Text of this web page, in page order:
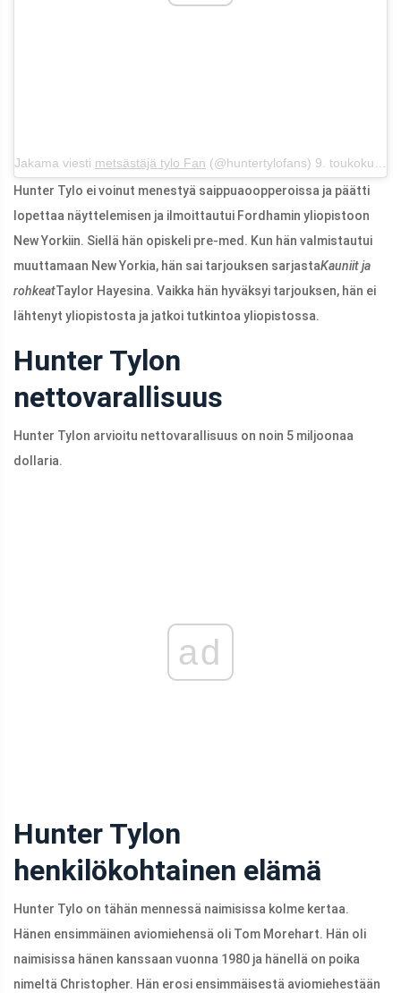
Jakama viesti metsästäjä tylo Fan (@huntertylofans) 9. toukokuuta 2013 klo 14.32 PDT
Hunter Tylo ei voinut menestyä saippuaoopperoissa ja päätti
lopettaa näyttelemisen ja ilmoittautui Fordhamin yliopistoon
New Yorkiin. Siellä hän opiskeli pre-med. Kun hän valmistautui
muuttamaan New Yorkia, hän sai tarjouksen sarjastaKauniit ja
rohkeatTaylor Hayesina. Vaikka hän hyväksyi tarjouksen, hän ei
lähtenyt yliopistosta ja jatkoi tutkintoa yliopistossa.
Hunter Tylon
nettovarallisuus
Hunter Tylon arvioitu nettovarallisuus on noin 5 miljoonaa
dollaria.
ad
Hunter Tylon
henkilökohtainen elämä
Hunter Tylo on tähän mennessä naimisissa kolme kertaa.
Hänen ensimmäinen aviomiehensä oli Tom Morehart. Hän oli
naimisissa hänen kanssaan vuonna 1980 ja hänellä on poika
nimeltä Christopher. Hän erosi ensimmäisestä aviomiehestään